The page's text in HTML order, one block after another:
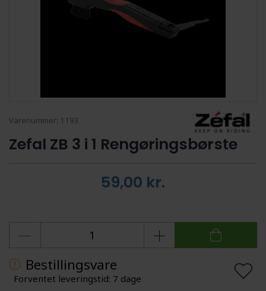
Varenummer: 1193
Zefal ZB 3 i 1 Rengøringsbørste
59,00 kr.
Bestillingsvare
Forventet leveringstid: 7 dage